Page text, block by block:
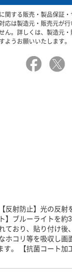
関する販売・製品保証
応は製造元・販売元が
ん。詳しくは、製造元
ようお願いいたします。
反射防止】光の反射
】ブルーライトを約
ており、貼り付け後
ホコリ等を吸収し画
。 【抗菌コート加